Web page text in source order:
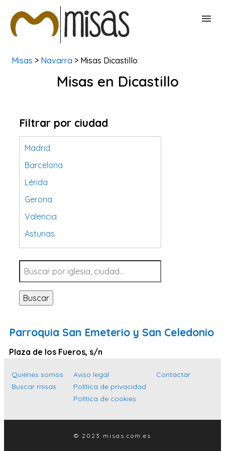
BUSCAR MISAS
Misas > Navarra > Misas Dicastillo
Misas en Dicastillo
Filtrar por ciudad
Madrid
Barcelona
Lérida
Gerona
Valencia
Asturias
Tarragona
Navarra
Valladolid
Sevilla
Santa Cruz de Tenerife
Cantabria
Islas Baleares
Las Palmas
Alicante
Buscar
Parroquia San Emeterio y San Celedonio
Plaza de los Fueros, s/n
Quiénes somos
Buscar misas
Aviso legal
Política de privacidad
Política de cookies
Contactar
© 2023 misas.com.es